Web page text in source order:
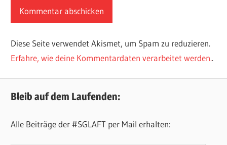
Diese Seite verwendet Akismet, um Spam zu reduzieren.
Erfahre, wie deine Kommentardaten verarbeitet werden..
Bleib auf dem Laufenden:
Alle Beiträge der #SGLAFT per Mail erhalten: